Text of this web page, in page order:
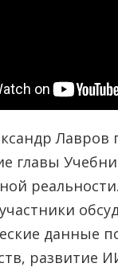
Лавров
главы
данные
развитие